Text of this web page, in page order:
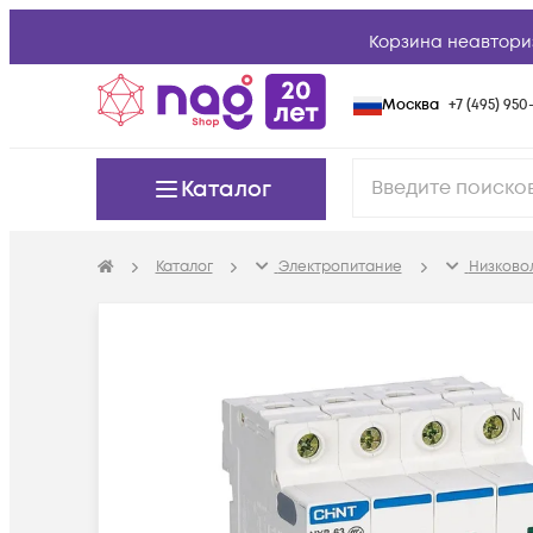
Корзина
Москва +7 (495) 950-
Каталог
Каталог Электропитание